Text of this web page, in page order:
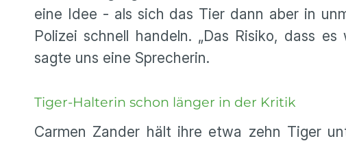
eine Idee - als sich das Tier dann aber in
Polizei schnell handeln. „Das Risiko, dass
sagte uns eine Sprecherin.
Tiger-Halterin schon länger in der Kritik
Carmen Zander hält ihre etwa zehn Tiger